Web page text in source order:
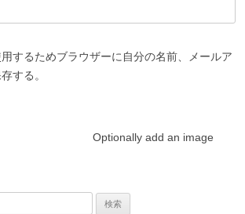
するためブラウザーに自分の名前、メールア
する。
Optionally add an image